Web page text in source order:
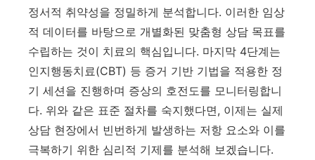
정서적 취약성을 정밀하게 분석합니다. 이러한 임상
적 데이터를 바탕으로 개별화된 맞춤형 상담 목표를
수립하는 것이 치료의 핵심입니다. 마지막 4단계는
인지행동치료(CBT) 등 증거 기반 기법을 적용한 정
기 세션을 진행하며 증상의 호전도를 모니터링합니
다. 위와 같은 표준 절차를 숙지했다면, 이제는 실제
상담 현장에서 빈번하게 발생하는 저항 요소와 이를
극복하기 위한 심리적 기제를 분석해 보겠습니다.